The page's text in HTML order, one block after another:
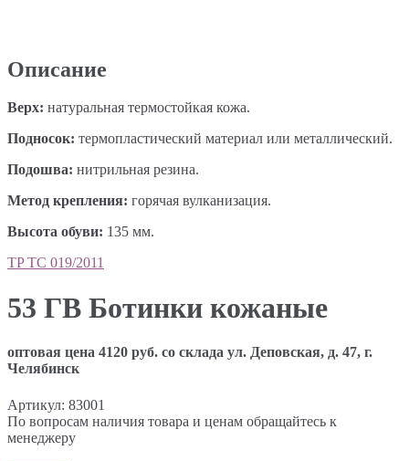
Описание
Верх: натуральная термостойкая кожа.
Подносок: термопластический материал или металлический.
Подошва: нитрильная резина.
Метод крепления: горячая вулканизация.
Высота обуви: 135 мм.
TP ТС 019/2011
53 ГВ Ботинки кожаные
оптовая цена 4120 руб. со склада ул. Деповская, д. 47, г.
Челябинск
Артикул: 83001
По вопросам наличия товара и ценам обращайтесь к
менеджеру